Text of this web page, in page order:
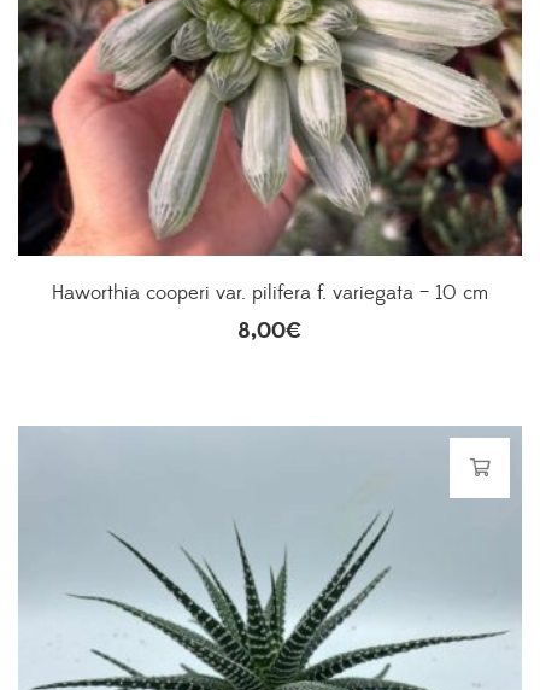
Haworthia cooperi var. pilifera f. variegata – 10 cm
8,00€